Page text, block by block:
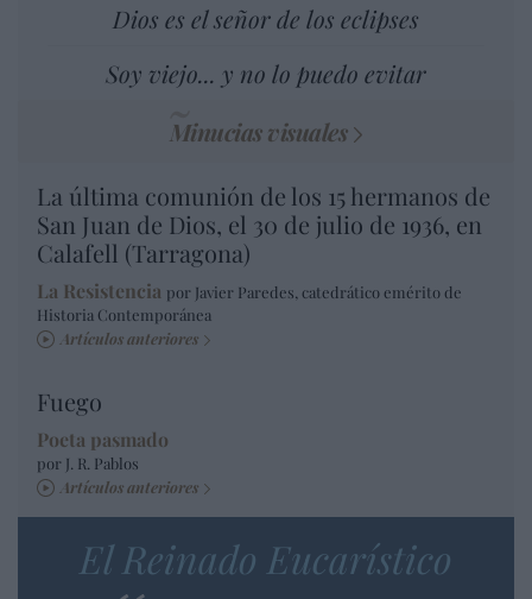
Dios es el señor de los eclipses
Soy viejo... y no lo puedo evitar
Minucias visuales
La última comunión de los 15 hermanos de
San Juan de Dios, el 30 de julio de 1936, en
Calafell (Tarragona)
La Resistencia por Javier Paredes, catedrático emérito de
Historia Contemporánea
Artículos anteriores
Fuego
Poeta pasmado
por J. R. Pablos
Artículos anteriores
El Reinado Eucarístico